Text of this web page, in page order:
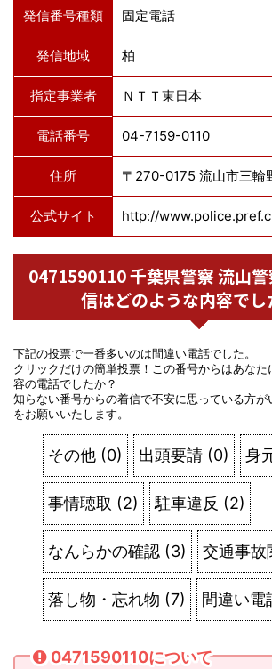
発信番号種類 固定電話
発信地域 柏
指定事業者 ＮＴＴ東日本
電話番号 04-7159-0110
住所 〒270-0175 流山市三
公式サイト http://
0471590110 千葉県警察 流山
信はどのような内容でし
下記の投票で一番多いのは間違い電話でした。
クリックだけの簡単投票！この番号からはあなた
容の電話でしたか？
知らない番号からの着信で不安に思っている方が
をお願いいたします。
その他 (0) 出頭要請 (0) 身
事情聴取 (2) 駐車違反 (2)
なんらかの確認 (3) 交通事故
落し物・忘れ物 (7) 間違い電
0471590110について